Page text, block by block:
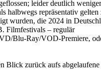
leider deutlich
halbwegs repräsentativ gelten
wurden, die 2024 in
Filmfestivals – regulär
Blu-Ray/VOD-Premiere,
Blick zurück aufs abgelaufene